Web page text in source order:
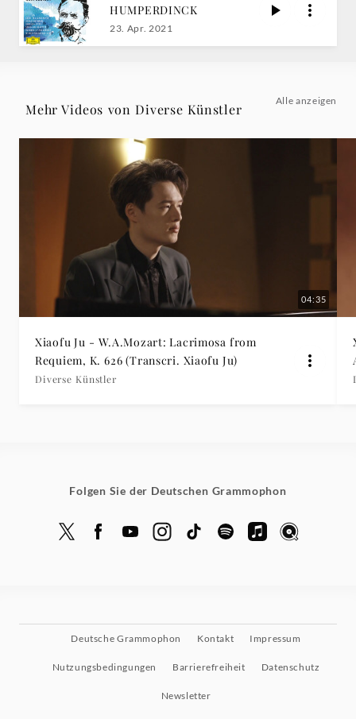
Deutsche
HUMPERDINCK
23. Apr. 2021
Mehr Videos von Diverse Künstler
Alle anzeigen
04:35
Xiaofu Ju - W.A.Mozart: Lacrimosa from
Requiem, K. 626 (Transcri. Xiaofu Ju)
Diverse Künstler
Folgen Sie der Deutschen Grammophon
Deutsche Grammophon Kontakt Impressum
Nutzungsbedingungen Barrierefreiheit Datenschutz
Newsletter